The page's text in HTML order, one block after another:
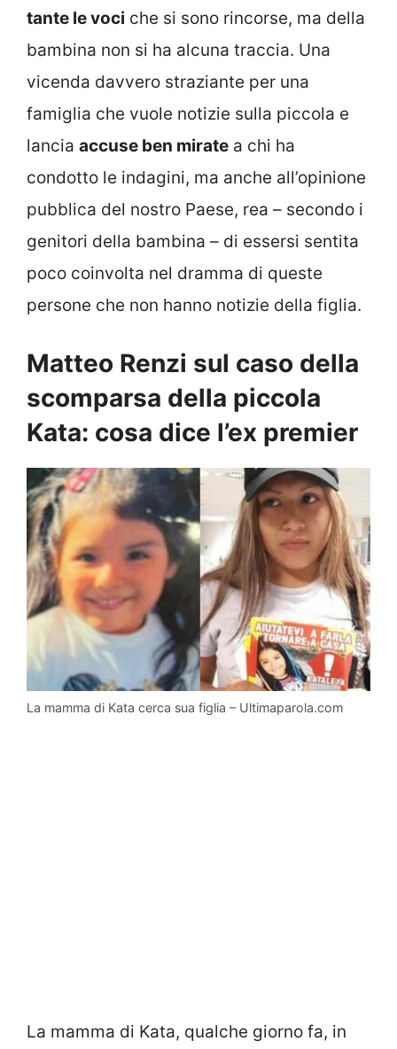
tante le voci che si sono rincorse, ma della
bambina non si ha alcuna traccia. Una
vicenda davvero straziante per una
famiglia che vuole notizie sulla piccola e
lancia accuse ben mirate a chi ha
condotto le indagini, ma anche all’opinione
pubblica del nostro Paese, rea – secondo i
genitori della bambina – di essersi sentita
poco coinvolta nel dramma di queste
persone che non hanno notizie della figlia.
Matteo Renzi sul caso della
scomparsa della piccola
Kata: cosa dice l’ex premier
La mamma di Kata cerca sua figlia – Ultimaparola.com
La mamma di Kata, qualche giorno fa, in